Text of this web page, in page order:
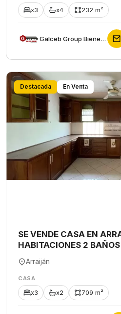
x3 x4 232 m²
Galceb Group Bienes Raices
Destacada En Venta
SE VENDE CASA EN
HABITACIONES 2
Arraiján
CASA
x3 x2 709 m²